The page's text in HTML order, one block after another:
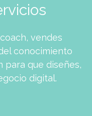
vendes
conocimiento
para que diseñes,
digital.